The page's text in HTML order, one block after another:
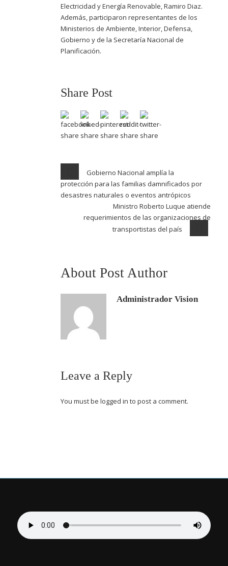
Electricidad y Energía Renovable, Ramiro Diaz.
Además, participaron representantes de los
Ministerios de Ambiente, Interior, Defensa,
Gobierno y de la Secretaría Nacional de
Planificación.
Share Post
Gobierno Nacional amplía la
protección para las familias damnificados por
desastres naturales o eventos antrópicos
Ministro Roberto Luque atiende
requerimientos de las organizaciones de
transportistas del país
About Post Author
Administrador Vision
Leave a Reply
You must be logged in to post a comment.